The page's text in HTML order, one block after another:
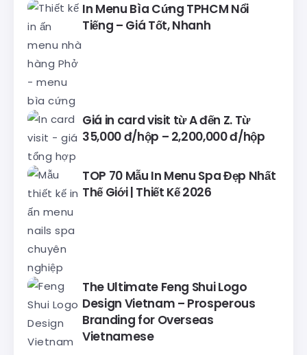
In Menu Bìa Cứng TPHCM Nổi
Tiếng – Giá Tốt, Nhanh
Giá in card visit từ A đến Z. Từ
35,000 đ/hộp – 2,200,000 đ/hộp
TOP 70 Mẫu In Menu Spa Đẹp Nhất
Thế Giới | Thiết Kế 2026
The Ultimate Feng Shui Logo
Design Vietnam – Prosperous
Branding for Overseas
Vietnamese